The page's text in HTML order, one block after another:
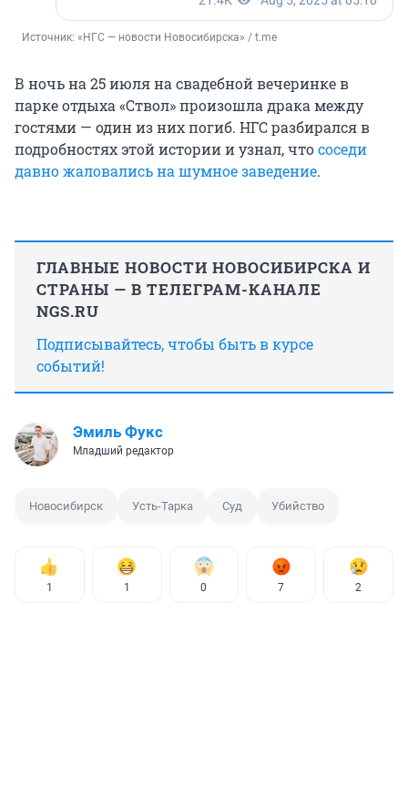
Источник: «НГС — новости Новосибирска» / t.me
В ночь на 25 июля на свадебной вечеринке в
парке отдыха «Ствол» произошла драка между
гостями — один из них погиб. НГС разбирался в
подробностях этой истории и узнал, чтососеди
давно жаловались на шумное заведение.
ГЛАВНЫЕ НОВОСТИ НОВОСИБИРСКА И
СТРАНЫ — В ТЕЛЕГРАМ-КАНАЛЕ
NGS.RU
Подписывайтесь, чтобы быть в курсе
событий!
Эмиль Фукс
Младший редактор
Новосибирск Усть-Тарка Суд Убийство
1 1 0 7 2